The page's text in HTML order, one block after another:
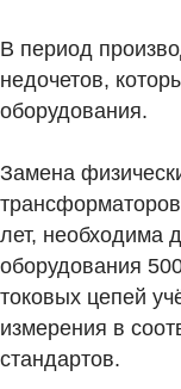
В период
недочетов,
оборудования.
Замена
лет, необходима
оборудования
токовых цепей
измерения в
стандартов.